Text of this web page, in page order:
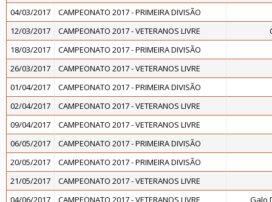
04/03/2017
CAMPEONATO 2017 - PRIMEIRA DIVISÃO
12/03/2017
CAMPEONATO 2017 - VETERANOS LIVRE
18/03/2017
CAMPEONATO 2017 - PRIMEIRA DIVISÃO
26/03/2017
CAMPEONATO 2017 - VETERANOS LIVRE
01/04/2017
CAMPEONATO 2017 - PRIMEIRA DIVISÃO
02/04/2017
CAMPEONATO 2017 - VETERANOS LIVRE
09/04/2017
CAMPEONATO 2017 - VETERANOS LIVRE
06/05/2017
CAMPEONATO 2017 - PRIMEIRA DIVISÃO
20/05/2017
CAMPEONATO 2017 - PRIMEIRA DIVISÃO
21/05/2017
CAMPEONATO 2017 - VETERANOS LIVRE
04/06/2017
CAMPEONATO 2017 - VETERANOS LIVRE Galo